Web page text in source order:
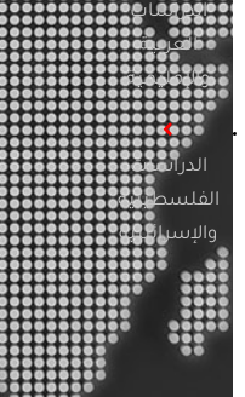
الدراسات
العربية
والإقليمية
الدراسات
الفلسطينية
والإسرائيلية